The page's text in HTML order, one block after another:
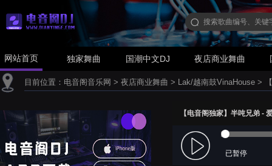
网站首页 独家舞曲 国潮中文DJ 夜店商业舞曲
目前位置： 电音阁音乐网 > 夜店商业舞曲 > Lak/越南鼓VinaHouse >
【电音阁独家】半吨兄弟
已暂停